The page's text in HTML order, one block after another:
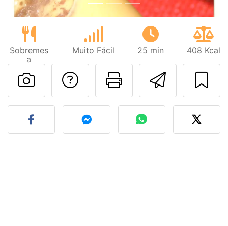
Sobremes
a
Muito Fácil 25 min 408 Kcal
Imprima
Falar com o autor
Fez esta receita?